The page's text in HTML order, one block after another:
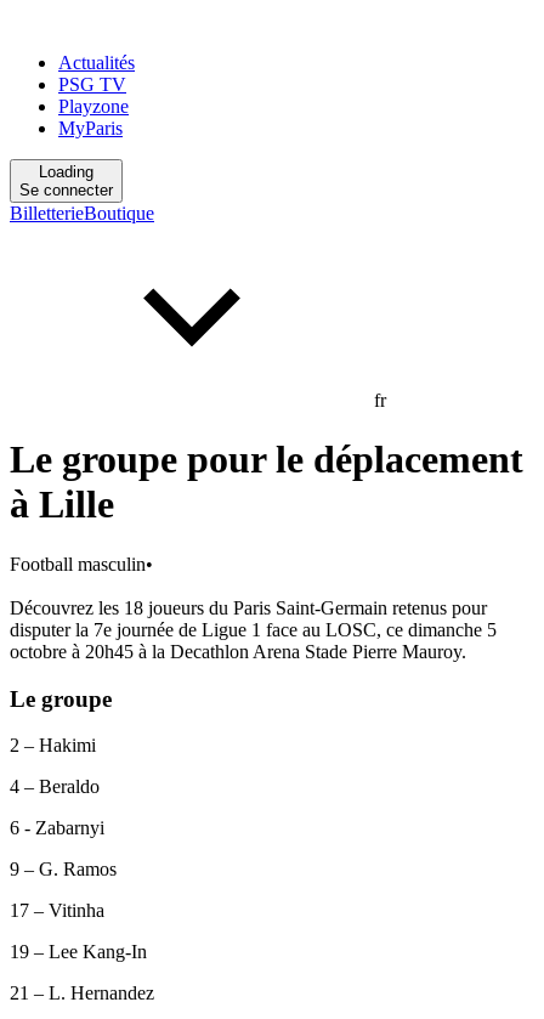
Actualités
PSG TV
Playzone
MyParis
Loading
Se connecter
BilletterieBoutique
fr
Le groupe pour le déplacement
à Lille
Football masculin•
Découvrez les 18 joueurs du Paris Saint-Germain retenus pour
disputer la 7e journée de Ligue 1 face au LOSC, ce dimanche 5
octobre à 20h45 à la Decathlon Arena Stade Pierre Mauroy.
Le groupe
2 – Hakimi
4 – Beraldo
6 - Zabarnyi
9 – G. Ramos
17 – Vitinha
19 – Lee Kang-In
21 – L. Hernandez